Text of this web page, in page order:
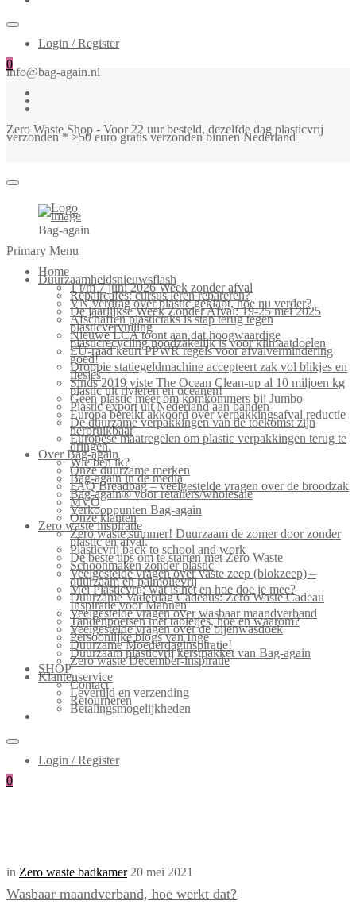
Login / Register
0
info@bag-again.nl
Zero Waste Shop - Voor 22 uur besteld, dezelfde dag plasticvrij
verzonden * >50 euro gratis verzonden binnen Nederland
Bag-again
Primary Menu
Home
Duurzaamheidsnieuwsflash
1 t/m 7 juni 2026 Week zonder afval
Repaircafés: cursus leren repareren?
VN verdrag over plastic geklapt, hoe nu verder?
De jaarlijkse Week Zonder Afval: 19-25 mei 2025
Afschaffen plastictaks is stap terug tegen
plasticvervuiling
Nieuwe LCA toont aan dat hoogwaardige
plasticrecycling noodzakelijk is voor klimaatdoelen
EU-raad keurt PPWR regels voor afvalvermindering
goed!
Droppie statiegeldmachine accepteert zak vol blikjes en
flesjes
Sinds 2019 viste The Ocean Clean-up al 10 miljoen kg
plastic uit rivieren en oceanen!
Geen plastic meer om komkommers bij Jumbo
Plastic export uit Nederland aan banden
Europa bereikt akkoord over verpakkingsafval reductie
De duurzame verpakkingen van de toekomst zijn
herbruikbaar
Europese maatregelen om plastic verpakkingen terug te
dringen.
Over Bag-again
Wie ben ik?
Onze duurzame merken
Bag-again in de media
FAQ Breadbag – veelgestelde vragen over de broodzak
Bag-again® voor retailers/wholesale
MVO
Verkooppunten Bag-again
Onze klanten
Zero waste inspiratie
Zero waste summer! Duurzaam de zomer door zonder
plastic en afval.
Plasticvrij back to school and work
De beste tips om te starten met Zero Waste
Schoonmaken zonder plastic
Veelgestelde vragen over vaste zeep (blokzeep) –
duurzaam en palmolievrij
Mei Plasticvrij: wat is het en hoe doe je mee?
Duurzame Vaderdag Cadeaus: Zero Waste Cadeau
Inspiratie voor Mannen
Veelgestelde vragen over wasbaar maandverband
Tandenpoetsen met tabletjes, hoe en waarom?
Veelgestelde vragen over de bijenwasdoek
Persoonlijke blogs van Inge
Duurzame Moederdaginspiratie!
Duurzaam plasticvrij kerstpakket van Bag-again
Zero waste December-inspiratie
SHOP
Klantenservice
Contact
Levertijd en verzending
Retourneren
Betalingsmogelijkheden
Login / Register
0
in Zero waste badkamer 20 mei 2021
Wasbaar maandverband, hoe werkt dat?